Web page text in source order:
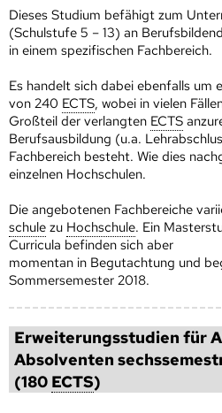
Dieses Studium befähigt zum
(Schulstufe 5 – 13) an
in einem spezifischen Fachbereich.
Es handelt sich dabei ebenfalls
von 240 ECTS, wobei in vielen
Großteil der verlangten ECTS
Berufsausbildung (u.a.
Fachbereich besteht. Wie dies
einzelnen Hoch­schulen.
Die angebotenen Fachbereiche
schule zu Hoch­schule. Ein
Curricula befinden sich aber
momentan in Begutachtung und
Sommersemester 2018.
Erweiterungsstudien für
Absolventen
(180 ECTS)